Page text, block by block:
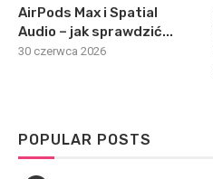
AirPods Max i Spatial
Audio – jak sprawdzić...
30 czerwca 2026
POPULAR POSTS